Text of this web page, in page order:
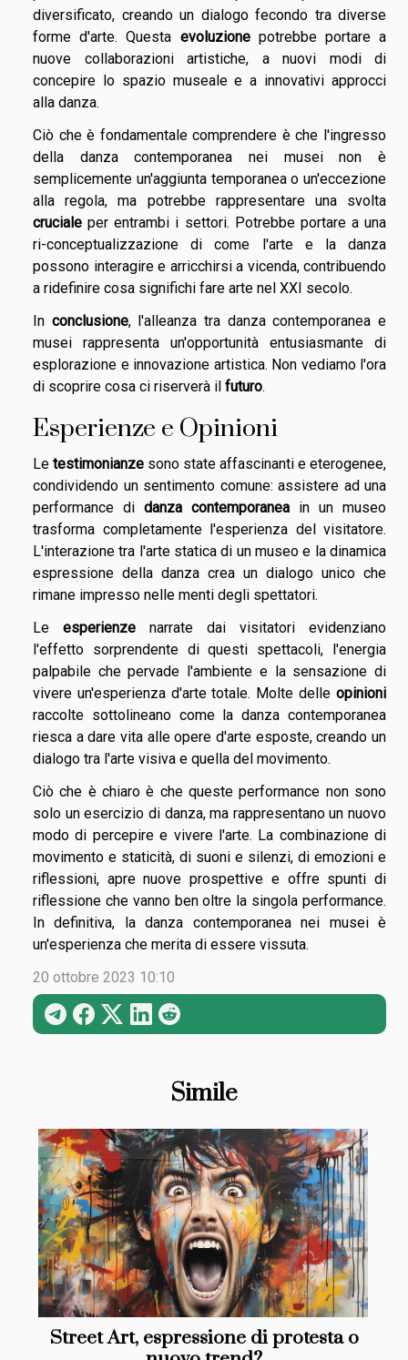
Simile
Street Art, espressione di protesta o
diversificato, creando un dialogo fecondo tra diverse
forme d'arte. Questa evoluzionepotrebbe portare a
nuove collaborazioni artistiche, a nuovi modi di
concepire lo spazio museale e a innovativi approcci
alla danza.
Ciò che è fondamentale comprendere è che l'ingresso
della danza contemporanea nei musei non è
semplicemente un'aggiunta temporanea o un'eccezione
alla regola, ma potrebbe rappresentare una svolta
cruciale per entrambi i settori. Potrebbe portare a una
ri-conceptualizzazione di come l'arte e la danza
possono interagire e arricchirsi a vicenda, contribuendo
a ridefinire cosa significhi fare arte nel XXI secolo.
In conclusione, l'alleanza tra danza contemporanea e
musei rappresenta un'opportunità entusiasmante di
esplorazione e innovazione artistica. Non vediamo l'ora
di scoprire cosa ci riserverà il futuro.
Esperienze e Opinioni
Le testimonianze sono state affascinanti e eterogenee,
condividendo un sentimento comune: assistere ad una
performance di danza contemporanea in un museo
trasforma completamente l'esperienza del visitatore.
L'interazione tra l'arte statica di un museo e la dinamica
espressione della danza crea un dialogo unico che
rimane impresso nelle menti degli spettatori.
Le esperienze narrate dai visitatori evidenziano
l'effetto sorprendente di questi spettacoli, l'energia
palpabile che pervade l'ambiente e la sensazione di
vivere un'esperienza d'arte totale. Molte delle opinioni
raccolte sottolineano come la danza contemporanea
riesca a dare vita alle opere d'arte esposte, creando un
dialogo tra l'arte visiva e quella del movimento.
Ciò che è chiaro è che queste performance non sono
solo un esercizio di danza, ma rappresentano un nuovo
modo di percepire e vivere l'arte. La combinazione di
movimento e staticità, di suoni e silenzi, di emozioni e
riflessioni, apre nuove prospettive e offre spunti di
riflessione che vanno ben oltre la singola performance.
In definitiva, la danza contemporanea nei musei è
un'esperienza che merita di essere vissuta.
20 ottobre 2023 10:10